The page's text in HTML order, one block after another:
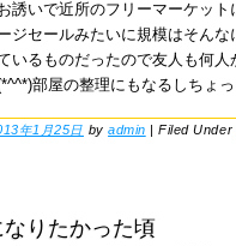
誘いで近所のフリーマーケット
ジセールみたいに規模はそんな
いるものだったので友人も何人
部屋の整理にもなるしちょ
年1月25日 byadmin |Filed Under
りたかった頃